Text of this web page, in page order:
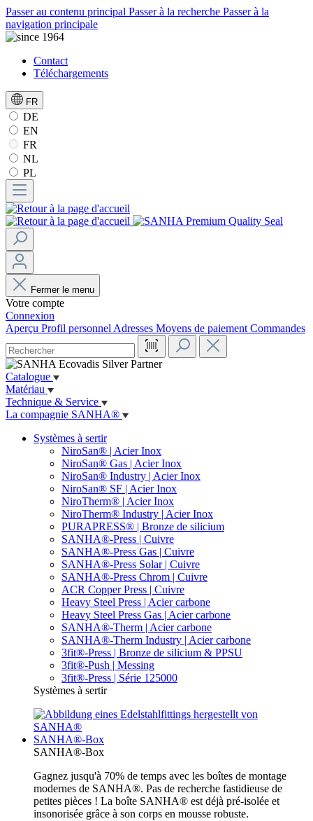
Passer au contenu principal Passer à la recherche Passer à la
navigation principale
Contact
Téléchargements
FR
DE
EN
FR
NL
PL
Fermer le menu
Votre compte
Connexion
Aperçu Profil personnel Adresses Moyens de paiement Commandes
Catalogue
Matériau
Technique & Service
La compagnie SANHA®
Systèmes à sertir
NiroSan® | Acier Inox
NiroSan® Gas | Acier Inox
NiroSan® Industry | Acier Inox
NiroSan® SF | Acier Inox
NiroTherm® | Acier Inox
NiroTherm® Industry | Acier Inox
PURAPRESS® | Bronze de silicium
SANHA®-Press | Cuivre
SANHA®-Press Gas | Cuivre
SANHA®-Press Solar | Cuivre
SANHA®-Press Chrom | Cuivre
ACR Copper Press | Cuivre
Heavy Steel Press | Acier carbone
Heavy Steel Press Gas | Acier carbone
SANHA®-Therm | Acier carbone
SANHA®-Therm Industry | Acier carbone
3fit®-Press | Bronze de silicium & PPSU
3fit®-Push | Messing
3fit®-Press | Série 125000
Systèmes à sertir
SANHA®-Box
SANHA®-Box
Gagnez jusqu'à 70% de temps avec les boîtes de montage
modernes de SANHA®. Pas de recherche fastidieuse de
petites pièces ! La boîte SANHA® est déjà pré-isolée et
insonorisée grâce à son corps en mousse robuste.